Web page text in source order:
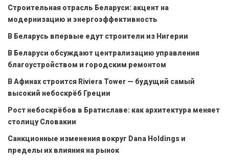
Строительная отрасль Беларуси: акцент на
модернизацию и энергоэффективность
В Беларусь впервые едут строители из Нигерии
В Беларуси обсуждают централизацию управления
благоустройством и городским ремонтом
В Афинах строится Riviera Tower — будущий самый
высокий небоскрёб Греции
Рост небоскрёбов в Братиславе: как архитектура меняет
столицу Словакии
Санкционные изменения вокруг Dana Holdings и
пределы их влияния на рынок